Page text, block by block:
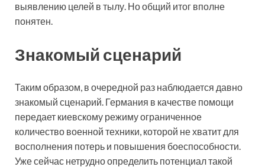
выявлению целей в тылу. Но общий итог вполне
понятен.
Знакомый сценарий
Таким образом, в очередной раз наблюдается давно
знакомый сценарий. Германия в качестве помощи
передает киевскому режиму ограниченное
количество военной техники, которой не хватит для
восполнения потерь и повышения боеспособности.
Уже сейчас нетрудно определить потенциал такой